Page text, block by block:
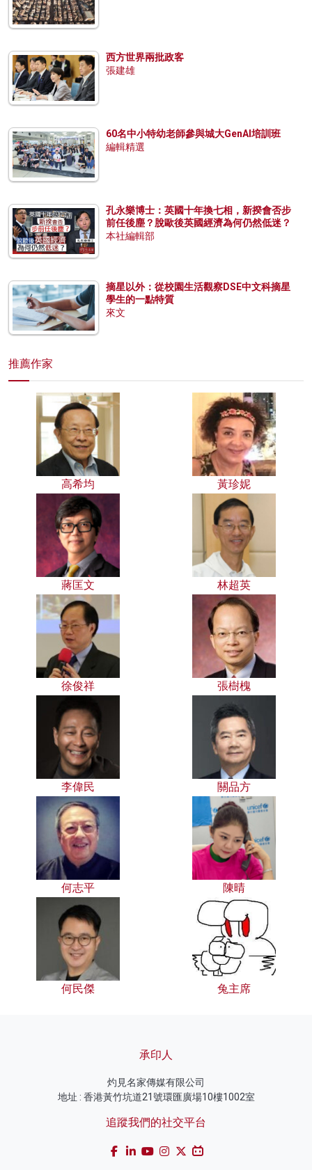
西方世界兩批政客
張建雄
60名中小特幼老師參與城大GenAI培訓班
編輯精選
孔永樂博士：英國十年換七相，新揆會否步
前任後塵？脫歐後英國經濟為何仍然低迷？
本社編輯部
摘星以外：從校園生活觀察DSE中文科摘星
學生的一點特質
來文
推薦作家
高希均 黃珍妮
蔣匡文 林超英
徐俊祥 張樹槐
李偉民 關品方
何志平 陳晴
何民傑 兔主席
承印人
灼見名家傳媒有限公司
地址 : 香港黃竹坑道21號環匯廣場10樓1002室
追蹤我們的社交平台